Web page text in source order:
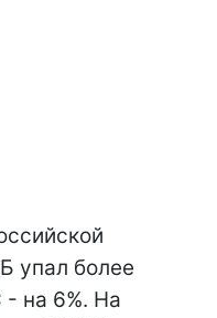
упал более
- на 6%. На